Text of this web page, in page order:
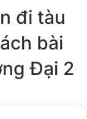
đi tàu
bài
Đại 2